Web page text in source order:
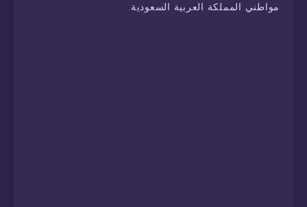
مواطني المملكة العربية السعودية.